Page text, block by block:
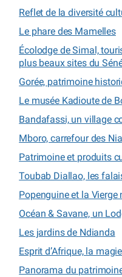
Reflet de la diversité
Le phare des Mamelles
Écolodge de Simal,
plus beaux sites du
Gorée, patrimoine
Le musée Kadioute de
Bandafassi, un village
Mboro, carrefour des
Patrimoine et produits
Toubab Diallao, les
Popenguine et la Vierge
Océan & Savane, un
Les jardins de Ndianda
Esprit d’Afrique, la
Panorama du